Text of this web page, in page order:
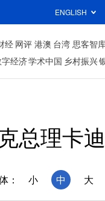
ENGLISH
经 网评 港澳 台湾 思客智
经济学术中国 乡村振兴
总理卡
： 小 中 大